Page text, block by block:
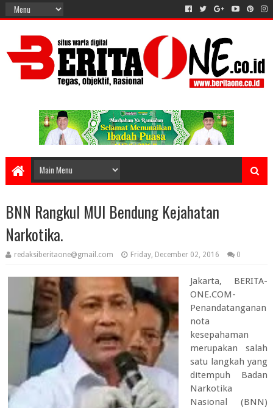
BNN Rangkul MUI Bendung Kejahatan
Narkotika.
redaksiberitaone@gmail.com Friday, December 02, 2016 0
Jakarta, BERITA-
ONE.COM-
Penandatanganan
nota
kesepahaman
merupakan salah
satu langkah yang
ditempuh Badan
Narkotika
Nasional (BNN)